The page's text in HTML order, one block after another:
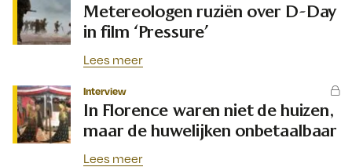
Metereologen ruziën over D-Day
in film ‘Pressure’
Lees meer
Interview
In Florence waren niet de huizen,
maar de huwelijken onbetaalbaar
Lees meer